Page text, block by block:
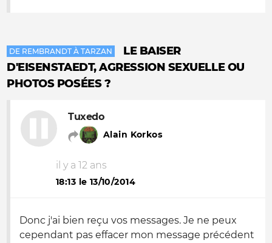
DE REMBRANDT À TARZAN
LE BAISER
D'EISENSTAEDT, AGRESSION SEXUELLE OU
PHOTOS POSÉES ?
Tuxedo
Alain Korkos
il y a 12 ans
18:13 le 13/10/2014
Donc j'ai bien reçu vos messages. Je ne peux
cependant pas effacer mon message précédent